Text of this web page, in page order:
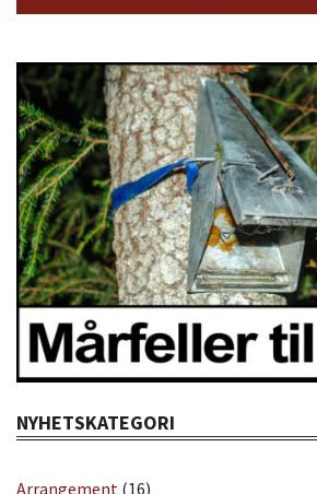
NYHETSKATEGORI
Arrangement (16)